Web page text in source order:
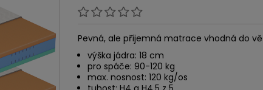
Pevná, ale příjemná matrace vhodná do
výška jádra: 18 cm
pro spáče: 90-120 kg
max. nosnost: 120 kg/os